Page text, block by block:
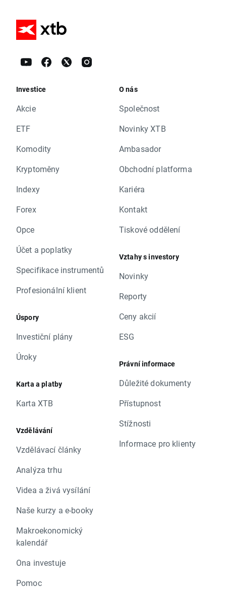
Investice
Akcie
ETF
Komodity
Kryptoměny
Indexy
Forex
Opce
Účet a poplatky
Specifikace instrumentů
Profesionální klient
Úspory
Investiční plány
Úroky
Karta a platby
Karta XTB
Vzdělávání
Vzdělávací články
Analýza trhu
Videa a živá vysílání
Naše kurzy a e-booky
Makroekonomický
kalendář
Ona investuje
Pomoc
O nás
Společnost
Novinky XTB
Ambasador
Obchodní platforma
Kariéra
Kontakt
Tiskové oddělení
Vztahy s investory
Novinky
Reporty
Ceny akcií
ESG
Právní informace
Důležité dokumenty
Přístupnost
Stížnosti
Informace pro klienty